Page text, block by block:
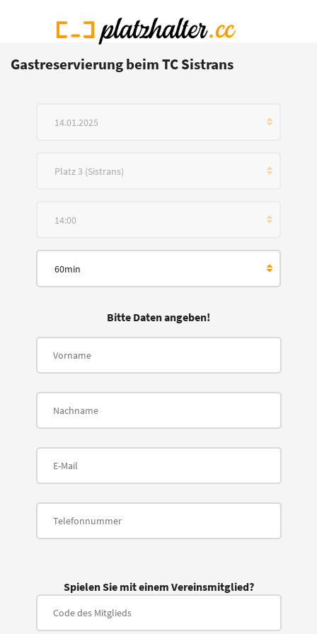
Gastreservierung beim TC Sistrans
14.01.2025
Platz 3 (Sistrans)
14:00
60min
Bitte Daten angeben!
Spielen Sie mit einem Vereinsmitglied?